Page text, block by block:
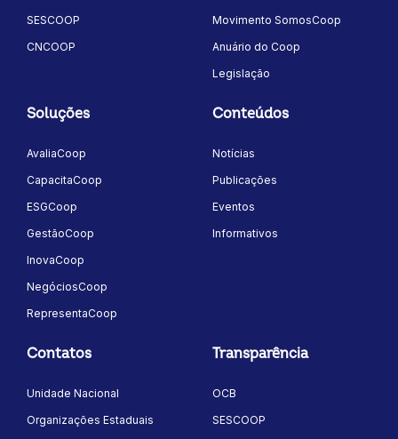
SESCOOP
CNCOOP
Movimento SomosCoop
Anuário do Coop
Legislação
Soluções
AvaliaCoop
CapacitaCoop
ESGCoop
GestãoCoop
InovaCoop
NegóciosCoop
RepresentaCoop
Conteúdos
Notícias
Publicações
Eventos
Informativos
Contatos
Unidade Nacional
Organizações Estaduais
Transparência
OCB
SESCOOP